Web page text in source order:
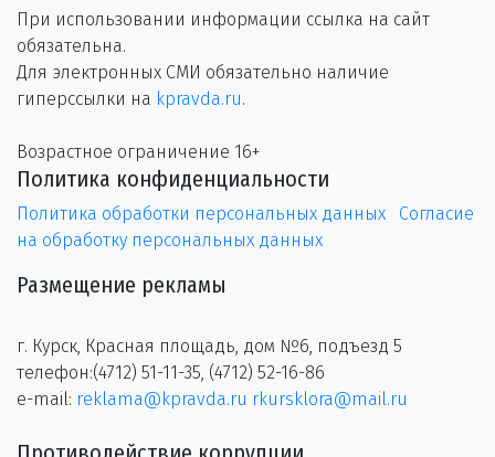
При использовании информации ссылка на сайт
обязательна.
Для электронных СМИ обязательно наличие
гиперссылки на kpravda.ru.
Возрастное ограничение 16+
Политика конфиденциальности
Политика обработки персональных данных
Согласие
на обработку персональных данных
Размещение рекламы
г. Курск, Красная площадь, дом №6, подъезд 5
телефон:(4712) 51-11-35, (4712) 52-16-86
e-mail: reklama@kpravda.ru rkursklora@mail.ru